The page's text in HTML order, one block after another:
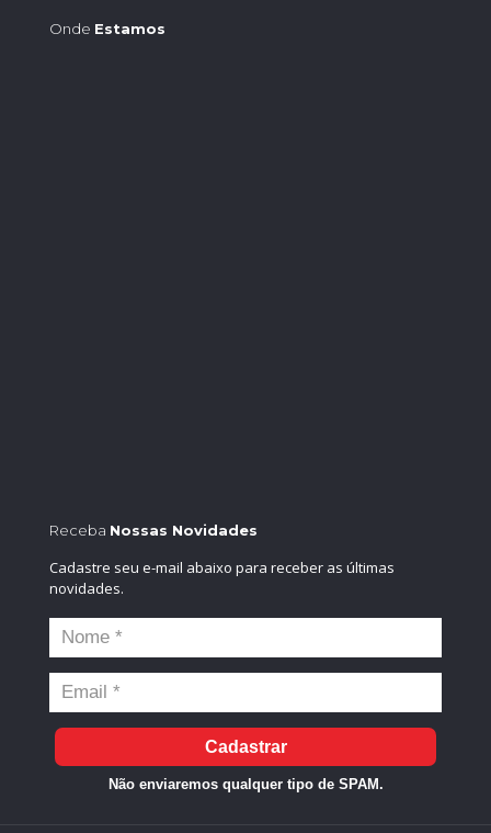
Onde Estamos
Receba Nossas Novidades
Cadastre seu e-mail abaixo para receber as últimas
novidades.
Cadastrar
Não enviaremos qualquer tipo de SPAM.